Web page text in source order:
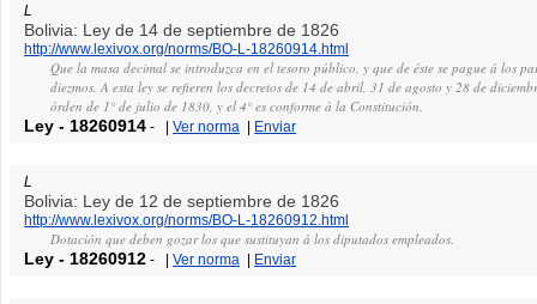
L
Bolivia: Ley de 14 de septiembre de 1826
http://www.lexivox.org/norms/BO-L-18260914.html
Que la masa decimal se introduzca en el tesoro público, y que de éste se pague á los
diezmos. A esta ley se refieren los decretos de 14 de abril, 31 de agosto y 28 de
órden de 1° de julio de 1830, y el 4° es conforme á la Constitución.
Ley - 18260914 - |Ver norma | Enviar
L
Bolivia: Ley de 12 de septiembre de 1826
http://www.lexivox.org/norms/BO-L-18260912.html
Dotación que deben gozar los que sustituyan á los diputados empleados.
Ley - 18260912 - |Ver norma | Enviar